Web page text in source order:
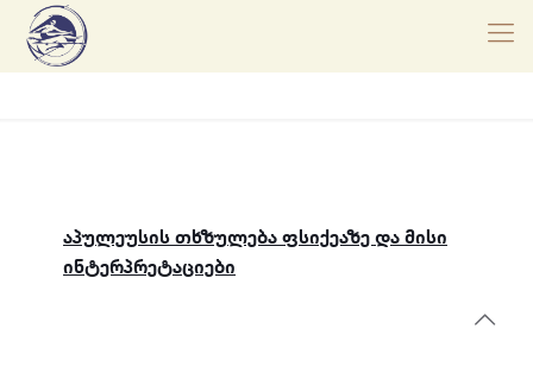
აპულეუსის თხზულება ფსიქეაზე და მისი
ინტერპრეტაციები